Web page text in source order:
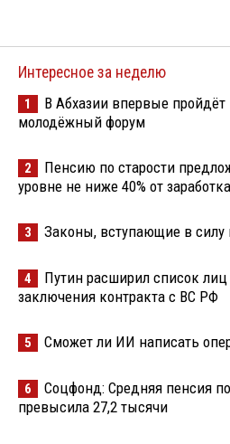
Интересное за неделю
1
В Абхазии впервые
молодёжный форум
2
Пенсию по старости
уровне не ниже 40% от заработка
3 Законы, вступающие в силу
4
Путин расширил список
заключения контракта с ВС РФ
5 Сможет ли ИИ написать
6
Соцфонд: Средняя пенсия
превысила 27,2 тысячи